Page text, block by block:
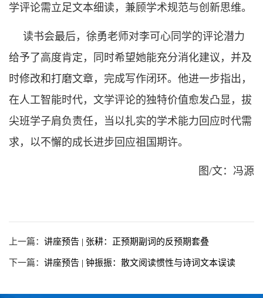
学评论需立足文本细读，兼顾学术规范与创新思维。
读书会最后，徐勇老师对李可心同学的评论潜力
给予了高度肯定，同时希望她能充分消化建议，并及
时修改和打磨文章，完成写作闭环。他进一步指出，
在人工智能时代，文学评论的独特价值愈发凸显，拔
尖班学子肩负责任，当以扎实的学术能力回应时代需
求，以不懈的成长进步回应祖国期许。
图/文：冯源
上一篇： 讲座预告 | 张耕：正预期副词的反预期套叠
下一篇： 讲座预告 | 钟振振：散文阅读惯性与诗词文本误读